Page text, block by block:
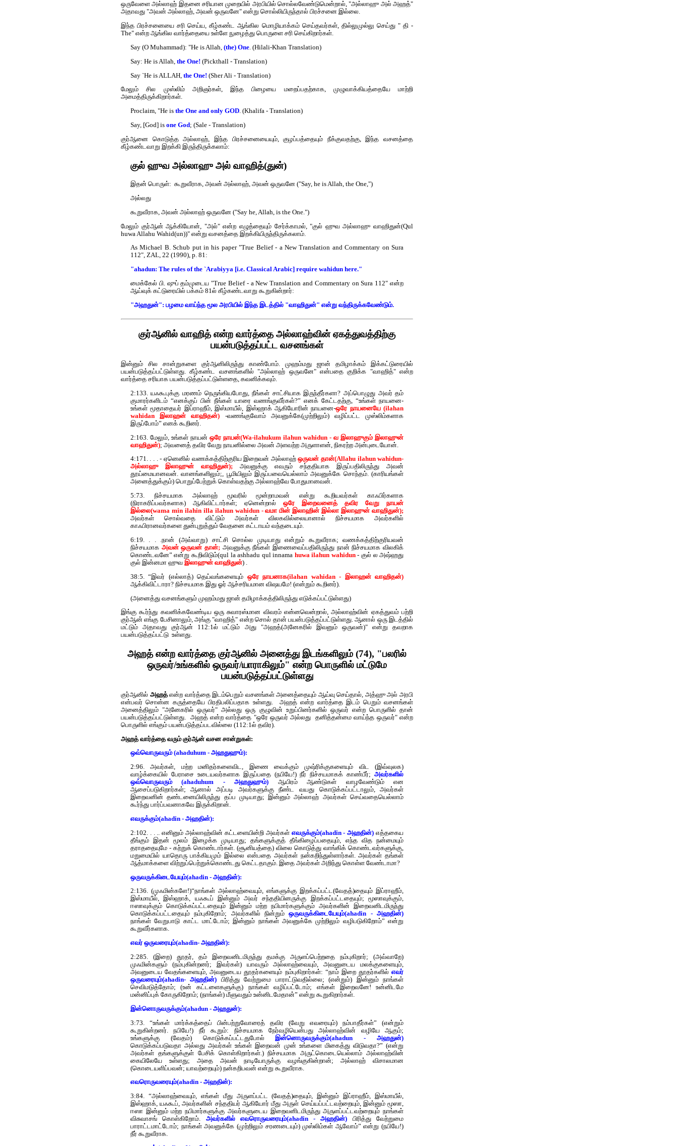
ஒருவேளை அல்லாஹ் இதனை சரியான‌ முறையில் அரபியில் சொல்லவேண்டுமென்றால், "அல்லாஹு அல் அஹத்"
அதாவது "அவன் அல்லாஹ், அவன் ஒருவனே" என்று சொல்லியிருந்தால் பிரச்சனை இல்லை.
இந்த பிரச்சனையை சரி செய்ய, கீழ்கண்ட ஆங்கில மொழியாக்கம் செய்தவர்கள், தில்லுமுல்லு செய்து " தி -
The" என்ற ஆங்கில வார்த்தையை உள்ளே நுழைத்து பொருளை சரி செய்கிறார்கள்.
Say (O Muhammad): "He is Allah, (the) One. (Hilali-Khan Translation)
Say: He is Allah, the One! (Pickthall - Translation)
Say `He is ALLAH, the One! (Sher Ali - Translation)
மேலும் சில முஸ்லிம் அறிஞர்கள், இந்த பிழையை மறைப்பதற்காக, முழுவாக்கியத்தையே மாற்றி
அமைத்திருக்கிறார்கள்.
Proclaim, "He is the One and only GOD. (Khalifa - Translation)
Say, [God] is one God; (Sale - Translation)
குர்‍ஆனை கொடுத்த அல்லாஹ், இந்த பிரச்சனையையும், குழப்பத்தையும் நீக்குவதற்கு, இந்த வசனத்தை
கீழ்கண்டவாறு இறக்கி இருந்திருக்கலாம்:
குல் ஹுவ அல்லாஹு அல் வாஹித்(துன்)
இதன் பொருள்: கூறுவீராக, அவன் அல்லாஹ், அவன் ஒருவனே ("Say, he is Allah, the One,")
அல்லது
கூறுவீராக, அவன் அல்லாஹ் ஒருவனே ("Say he, Allah, is the One.")
மேலும் குர்‍ஆன் ஆக்கியோன், "அல்" என்ற எழுத்தையும் சேர்க்காமல், "குல் ஹுவ அல்லாஹு வாஹிதுன்(Qul
huwa Allahu Wahid(un))" என்று வசனத்தை இறக்கியிருந்திருக்கலாம்.
As Michael B. Schub put in his paper "True Belief - a New Translation and Commentary on Sura
112", ZAL, 22 (1990), p. 81:
"ahadun: The rules of the `Arabiyya [i.e. Classical Arabic] require wahidun here."
மைக்கேல் பி. ஷுப் தம்முடைய "True Belief - a New Translation and Commentary on Sura 112" என்ற
ஆய்வுக் கட்டுரையில் பக்கம் 81ல் கீழ்கண்டவாறு கூறுகின்றார்:
"அஹதுன்": பழமை வாய்ந்த மூல அரபியில் இந்த இடத்தில் "வாஹிதுன்" என்று வந்திருக்கவேண்டும்.
குர்‍ஆனில் வாஹித் என்ற வார்த்தை அல்லாஹ்வின் ஏகத்துவத்திற்கு
பயன்படுத்தப்பட்ட வசனங்கள்
இன்னும் சில சான்றுகளை குர்‍ஆனிலிருந்து காண்போம். முஹம்மது ஜான் தமிழாக்கம் இக்கட்டுரையில்
பயன்படுத்தப்பட்டுள்ளது. கீழ்கண்ட வசனங்களில் "அல்லாஹ் ஒருவனே" என்பதை குறிக்க "வாஹித்" என்ற
வார்த்தை சரியாக பயன்படுத்தப்பட்டுள்ளதை, கவனிக்கவும்.
2:133. யஃகூபுக்கு மரணம் நெருங்கியபோது, நீங்கள் சாட்சியாக இருந்தீர்களா? அப்பொழுது அவர் தம்
குமாரர்களிடம் “எனக்குப் பின் நீங்கள் யாரை வணங்குவீர்கள்?” எனக் கேட்டதற்கு, “உங்கள் நாயனை-
உங்கள் மூதாதையர் இப்ராஹீம், இஸ்மாயீல், இஸ்ஹாக் ஆகியோரின் நாயனை-ஒரே நாயனையே (ilahan
wahidan இலாஹன் வாஹிதன்) -வணங்குவோம் அவனுக்கே(முற்றிலும்) வழிப்பட்ட முஸ்லிம்களாக
இருப்போம்” எனக் கூறினர்.
2:163. மேலும், உங்கள் நாயன் ஒரே நாயன்(Wa-ilahukum ilahun wahidun - வ இலாஹுகும் இலாஹுன்
வாஹிதுன்); அவனைத் தவிர வேறு நாயனில்லை அவன் அளவற்ற அருளாளன், நிகரற்ற அன்புடையோன்.
4:171. . . . - ஏனெனில் வணக்கத்திற்குரிய இறைவன் அல்லாஹ்ஒருவன் தான்(Allahu ilahun wahidun-
அல்லாஹு இலாஹுன் வாஹிதுன்);அவனுக்கு எவரும் சந்ததியாக இருப்பதிலிருந்து அவன்
தூய்மையானவன். வானங்களிலும்;, பூமியிலும் இருப்பவையெல்லாம் அவனுக்கே சொந்தம். (காரியங்கள்
அனைத்துக்கும்) பொறுப்பேற்றுக் கொள்வதற்கு அல்லாஹ்வே போதுமானவன்.
5:73. நிச்சயமாக அல்லாஹ் மூவரில் மூன்றாமவன் என்று கூறியவர்கள் காஃபிர்களாக
(நிராகரிப்பவர்களாக) ஆகிவிட்டார்கள்; ஏனென்றால் ஒரே இறைவனைத் தவிர வேறு நாயன்
இல்லை(wama min ilahin illa ilahun wahidun - வமா மின் இலாஹின் இல்லா இலாஹுன் வாஹிதுன்);
அவர்கள் சொல்வதை விட்டும் அவர்கள் விலகவில்லையானால் நிச்சயமாக அவர்களில்
காஃபிரானவர்களை துன்புறுத்தும் வேதனை கட்டாயம் வந்தடையும்.
6:19. . . .நான் (அவ்வாறு) சாட்சி சொல்ல முடியாது என்றும் கூறுவீராக; வணக்கத்திற்குரியவன்
நிச்சயமாக அவன் ஒருவன் தான்;அவனுக்கு நீங்கள் இணைவைப்பதிலிருந்து நான் நிச்சயமாக விலகிக்
கொண்டவனே” என்று கூறிவிடும்(qul la ashhadu qul innama huwa ilahun wahidun- குல் ல அஷ்ஹது
குல் இன்னமா ஹுவ இலாஹுன் வாஹிதுன்) .
38:5. “இவர் (எல்லாத்) தெய்வங்களையும் ஒரே நாயனாக(ilahan wahidan - இலாஹன் வாஹிதன்)
ஆக்கிவிட்டாரா? நிச்சயமாக இது ஓர் ஆச்சரியமான விஷயமே! (என்றும் கூறினர்).
(அனைத்து வசனங்களும் முஹம்மது ஜான் தமிழாக்கத்திலிருந்து எடுக்கப்பட்டுள்ளது)
இங்கு கூர்ந்து கவனிக்கவேண்டிய ஒரு சுவாரஸ்மான விவரம் என்னவென்றால், அல்லாஹ்வின் ஏகத்துவம் பற்றி
குர்‍ஆன் எங்கு பேசினாலும், அங்கு "வாஹித்" என்ற சொல் தான் பயன்படுத்தப்பட்டுள்ளது. ஆனால் ஒரு இடத்தில்
மட்டும் அதாவது குர்‍ஆன் 112:1ல் மட்டும் அது "அஹத்(அனேகரில் இவனும் ஒருவன்)" என்று தவறாக
பயன்படுத்தப்பட்டு உள்ளது.
அஹத் என்ற வார்த்தை குர்‍ஆனில் அனைத்து இடங்களிலும் (74), "பலரில்
ஒருவர்/உங்களில் ஒருவர்/யாராகிலும்" என்ற பொருளில் மட்டுமே
பயன்படுத்தப்பட்டுள்ளது
குர்‍ஆனில் அஹத்என்ற வார்த்தை இடம்பெறும் வசனங்கள் அனைத்தையும் ஆய்வு செய்தால், அத்ஹு அல் அரபி
என்பவர் சொன்ன கருத்தையே பிரதிபலிப்பதாக உள்ளது. அஹத் என்ற வார்த்தை இடம் பெறும் வசனங்கள்
அனைத்திலும் "அனேகரில் ஒருவர்" அல்லது ஒரு குழுவின் உறுப்பினர்களில் ஒருவர் என்ற பொருளில் தான்
பயன்படுத்தப்பட்டுள்ளது. அஹத் என்ற வார்த்தை "ஒரே ஒருவர் அல்லது தனித்தன்மை வாய்ந்த ஒருவர்" என்ற
பொருளில் எங்கும் பயன்படுத்தப்படவில்லை (112:1ல் தவிர).
அஹத் வார்த்தை வரும் குர்‍ஆன் வசன சான்றுகள்:
ஒவ்வொருவரும் (ahaduhum - அஹதுஹும்):
2:96. அவர்கள், மற்ற மனிதர்களைவிட, இணை வைக்கும் முஷ்ரிக்குகளையும் விட (இவ்வுலக)
வாழ்க்கையில் பேராசை உடையவர்களாக இருப்பதை (நபியே!) நீர் நிச்சயமாகக் காண்பீர்;அவர்களில்
ஒவ்வொருவரும் (ahaduhum - அஹதுஹும்) ஆயிரம் ஆண்டுகள் வாழவேண்டும் என
ஆசைப்படுகிறார்கள்; ஆனால் அப்படி அவர்களுக்கு நீண்ட வயது கொடுக்கப்பட்டாலும், அவர்கள்
இறைவனின் தண்டனையிலிருந்து தப்ப முடியாது; இன்னும் அல்லாஹ் அவர்கள் செய்வதையெல்லாம்
கூர்ந்து பார்ப்பவனாகவே இருக்கிறான்.
எவருக்கும்(ahadin - அஹதின்):
2:102. . . .. எனினும் அல்லாஹ்வின் கட்டளையின்றி அவர்கள் எவருக்கும்(ahadin - அஹதின்) எத்தகைய
தீங்கும் இதன் மூலம் இழைக்க முடியாது; தங்களுக்குத் தீங்கிழைப்பதையும், எந்த வித நன்மையும்
தராததையுமே - கற்றுக் கொண்டார்கள். (சூனியத்தை) விலை கொடுத்து வாங்கிக் கொண்டவர்களுக்கு,
மறுமையில் யாதொரு பாக்கியமும் இல்லை என்பதை அவர்கள் நன்கறிந்துள்ளார்கள். அவர்கள் தங்கள்
ஆத்மாக்களை விற்றுப்பெற்றுக்கொண்டது கெட்டதாகும். இதை அவர்கள் அறிந்து கொள்ள வேண்டாமா?
ஒருவருக்கிடையேயும்(ahadin - அஹதின்):
2:136. (முஃமின்களே!)“நாங்கள் அல்லாஹ்வையும், எங்களுக்கு இறக்கப்பட்ட(வேதத்)தையும் இப்ராஹீம்,
இஸ்மாயீல், இஸ்ஹாக், யஃகூப் இன்னும் அவர் சந்ததியினருக்கு இறக்கப்பட்டதையும்; மூஸாவுக்கும்,
ஈஸாவுக்கும் கொடுக்கப்பட்டதையும் இன்னும் மற்ற நபிமார்களுக்கும் அவர்களின் இறைவனிடமிருந்து
கொடுக்கப்பட்டதையும் நம்புகிறோம்; அவர்களில் நின்றும்ஒருவருக்கிடையேயும்(ahadin - அஹதின்)
நாங்கள் வேறுபாடு காட்ட மாட்டோம்; இன்னும் நாங்கள் அவனுக்கே முற்றிலும் வழிபடுகிறோம்” என்று
கூறுவீர்களாக.
எவர் ஒருவரையும்(ahadin- அஹதின்):
2:285. (இறை) தூதர், தம் இறைவனிடமிருந்து தமக்கு அருளப்பெற்றதை நம்புகிறார்; (அவ்வாறே)
முஃமின்களும் (நம்புகின்றனர்; இவர்கள்) யாவரும் அல்லாஹ்வையும், அவனுடைய மலக்குகளையும்,
அவனுடைய வேதங்களையும், அவனுடைய தூதர்களையும் நம்புகிறார்கள்: “நாம் இறை தூதர்களில்எவர்
ஒருவரையும்(ahadin- அஹதின்) பிரித்து வேற்றுமை பாராட்டுவதில்லை; (என்றும்) இன்னும் நாங்கள்
செவிமடுத்தோம்; (உன் கட்டளைகளுக்கு) நாங்கள் வழிப்பட்டோம்; எங்கள் இறைவனே! உன்னிடமே
மன்னிப்புக் கோருகிறோம்; (நாங்கள்) மீளுவதும் உன்னிடமேதான்” என்று கூறுகிறார்கள்.
இன்னொருவருக்கும்(ahadun - அஹதுன்):
3:73. “உங்கள் மார்க்கத்தைப் பின்பற்றுவோரைத் தவிர (வேறு எவரையும்) நம்பாதீர்கள்” (என்றும்
கூறுகின்றனர். நபியே!) நீர் கூறும்: நிச்சயமாக நேர்வழியென்பது அல்லாஹ்வின் வழியே ஆகும்;
உங்களுக்கு (வேதம்) கொடுக்கப்பட்டதுபோல்இன்னொருவருக்கும்(ahadun - அஹதுன்)
கொடுக்கப்படுவதா அல்லது அவர்கள் உங்கள் இறைவன் முன் உங்களை மிகைத்து விடுவதா?” (என்று
அவர்கள் தங்களுக்குள் பேசிக் கொள்கிறார்கள்.) நிச்சயமாக அருட்கொடையெல்லாம் அல்லாஹ்வின்
கையிலேயே உள்ளது; அதை அவன் நாடியோருக்கு வழங்குகின்றான்; அல்லாஹ் விசாலமான
(கொடையளிப்பவன்; யாவற்றையும்) நன்கறிபவன் என்று கூறுவீராக.
எவரொருவரையும்(ahadin - அஹதின்):
3:84. “அல்லாஹ்வையும், எங்கள் மீது அருளப்பட்ட (வேதத்)தையும், இன்னும் இப்ராஹீம், இஸ்மாயீல்,
இஸ்ஹாக், யஃகூப், அவர்களின் சந்ததியர் ஆகியோர் மீது அருள் செய்யப்பட்டவற்றையும், இன்னும் மூஸா,
ஈஸா இன்னும் மற்ற நபிமார்களுக்கு அவர்களுடைய இறைவனிடமிருந்து அருளப்பட்டவற்றையும் நாங்கள்
விசுவாசங் கொள்கிறோம். அவர்களில் எவரொருவரையும்(ahadin - அஹதின்) பிரித்து வேற்றுமை
பாராட்டமாட்டோம்; நாங்கள் அவனுக்கே (முற்றிலும் சரணடையும்) முஸ்லிம்கள் ஆவோம்” என்று (நபியே!)
நீர் கூறுவீராக.